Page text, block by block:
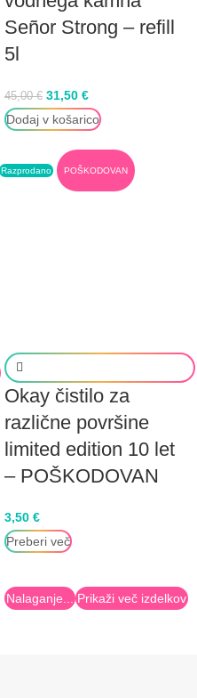
Señor Strong – refill
5l
45,00€ 31,50 €
Dodaj v košarico
Razprodano POŠKODOVAN
Okay čistilo za
različne površine
limited edition 10 let
– POŠKODOVAN
3,50 €
Preberi več
Prikaži več izdelkov
Nalaganje...